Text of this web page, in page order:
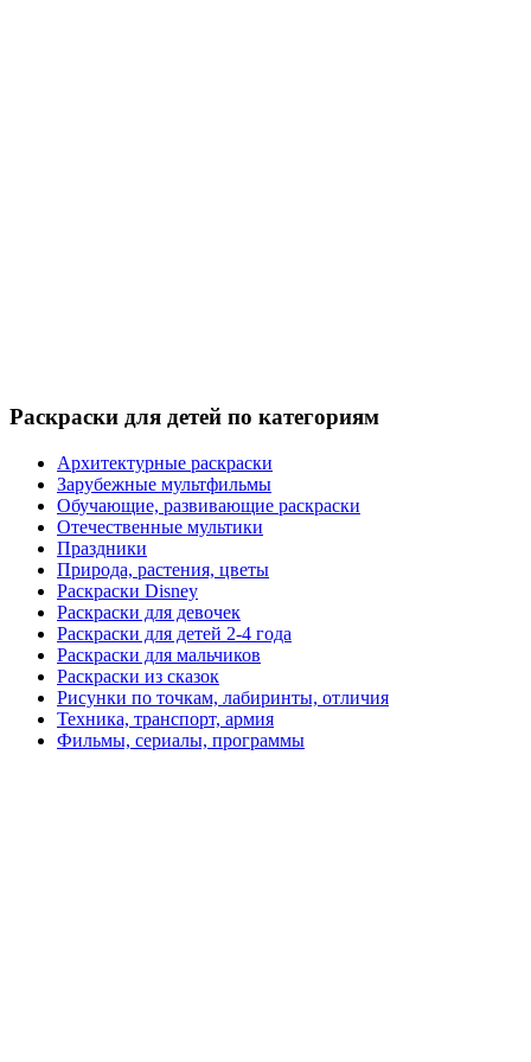
Раскраски для детей по категориям
Архитектурные раскраски
Зарубежные мультфильмы
Обучающие, развивающие раскраски
Отечественные мультики
Праздники
Природа, растения, цветы
Раскраски Disney
Раскраски для девочек
Раскраски для детей 2-4 года
Раскраски для мальчиков
Раскраски из сказок
Рисунки по точкам, лабиринты, отличия
Техника, транспорт, армия
Фильмы, сериалы, программы